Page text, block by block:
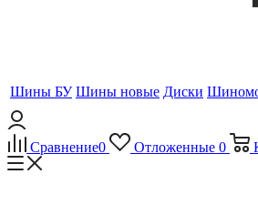
Шины БУ Шины новые Диски
Сравнение0 Отложенные 0